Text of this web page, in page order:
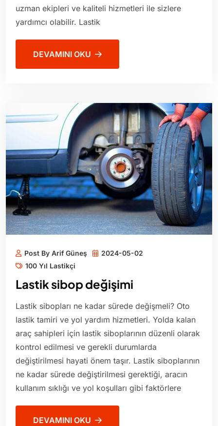
uzman ekipleri ve kaliteli hizmetleri ile sizlere
yardımcı olabilir. Lastik
DEVAMINI OKU
Post By Arif Güneş
2024-05-02
100 Yıl Lastikçi
Lastik sibop değişimi
Lastik sibopları ne kadar sürede değişmeli? Oto
lastik tamiri ve yol yardım hizmetleri. Yolda kalan
araç sahipleri için lastik siboplarının düzenli olarak
kontrol edilmesi ve gerekli durumlarda
değiştirilmesi hayati önem taşır. Lastik siboplarının
ne kadar sürede değiştirilmesi gerektiği, aracın
kullanım sıklığı ve yol koşulları gibi faktörlere
DEVAMINI OKU